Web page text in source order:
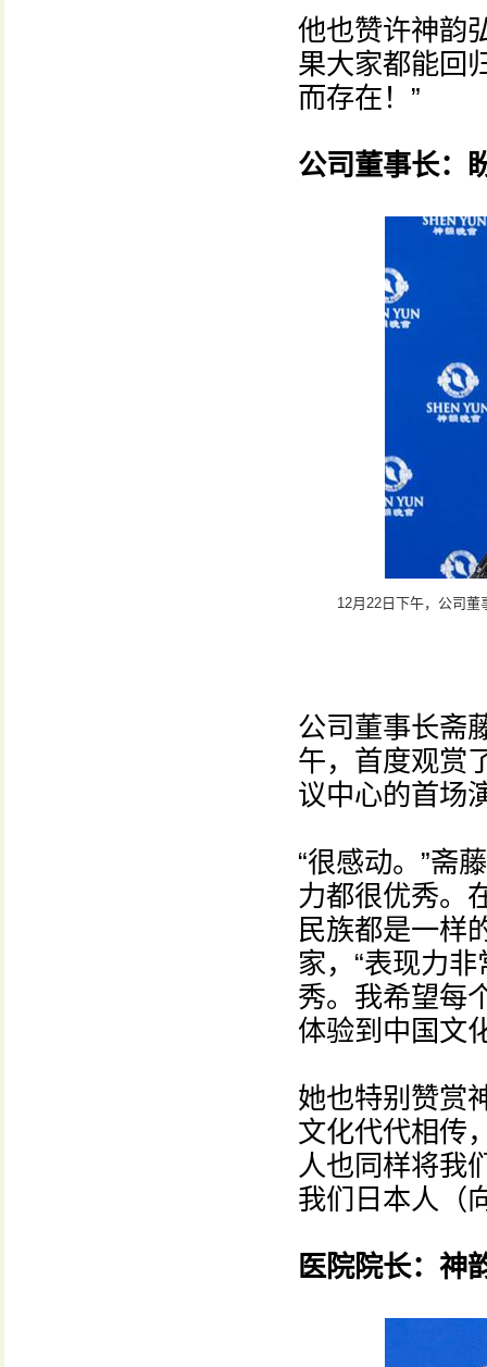
他也赞许神韵
果大家都能回
而存在！”
公司董事长：
12月22日下午，公司
公司董事长斋
午，首度观赏
议中心的首场
“很感动。”斋
力都很优秀。
民族都是一样
家，“表现力
秀。我希望每
体验到中国文
她也特别赞赏
文化代代相传
人也同样将我
我们日本人（
医院院长：神